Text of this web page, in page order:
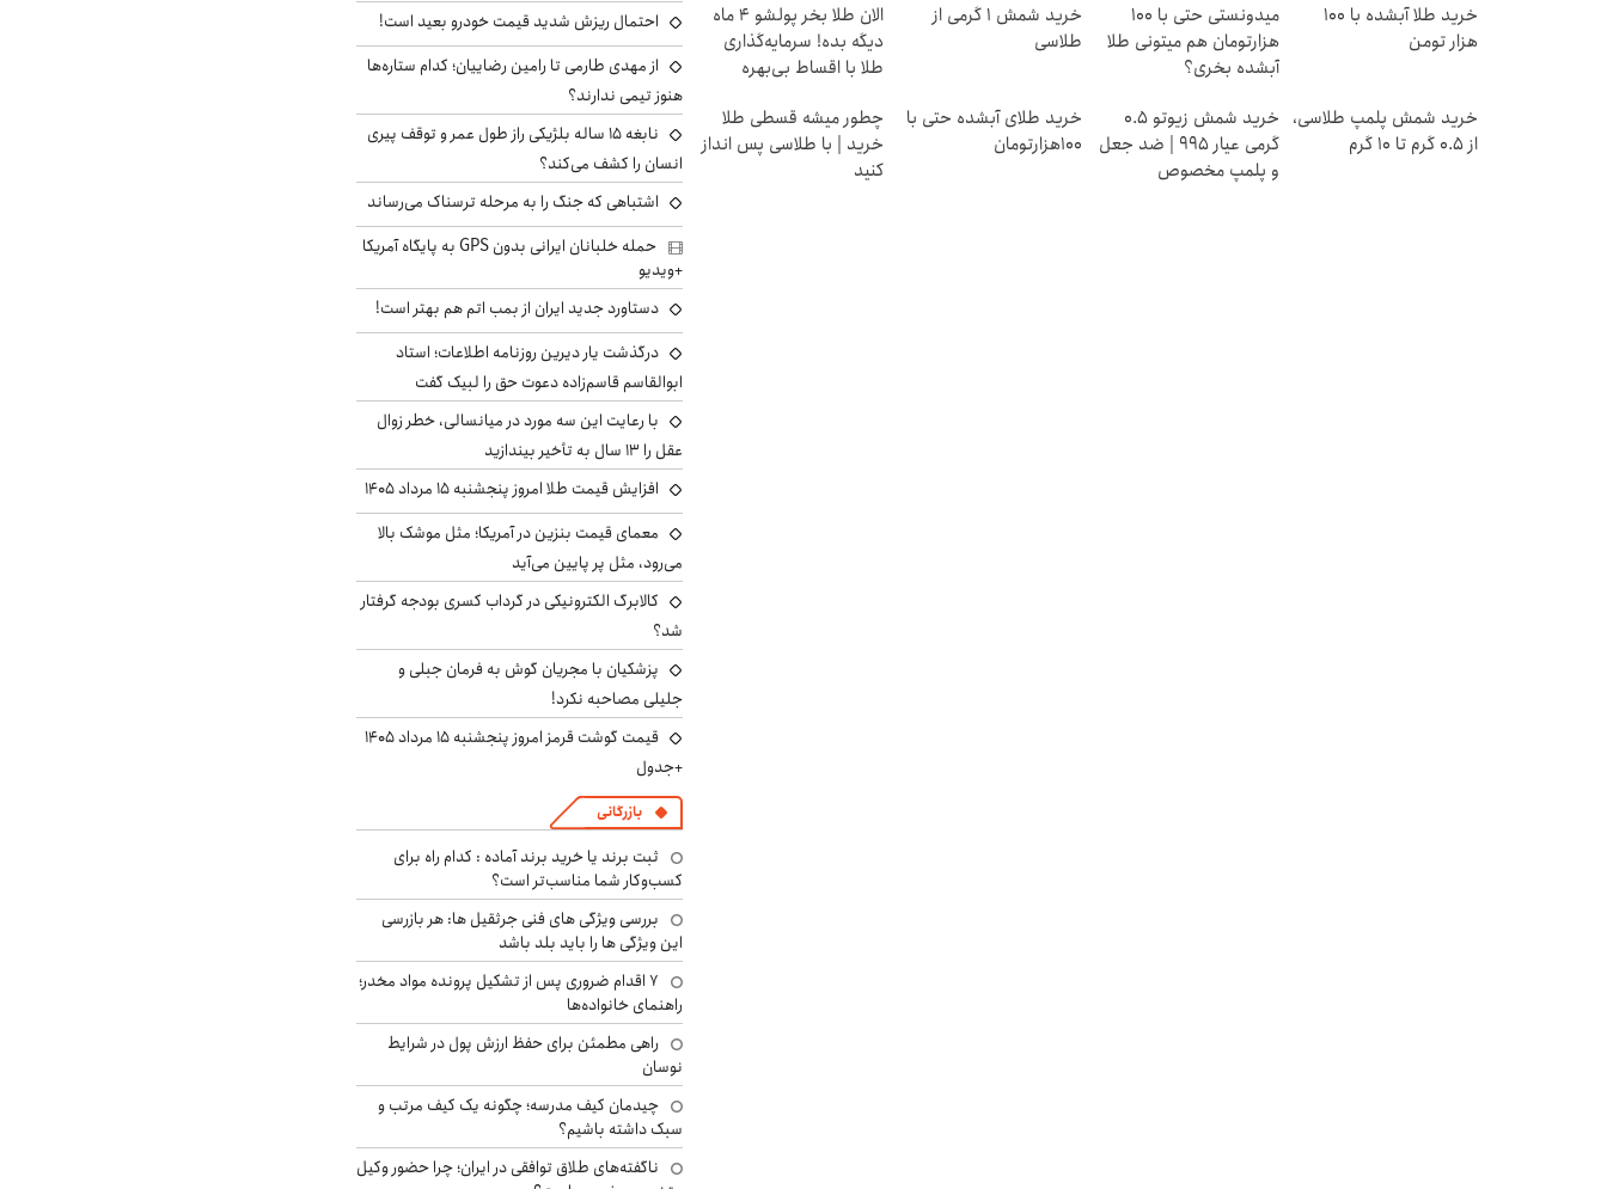
خرید طلا آبشده با 100
هزار تومن
میدونستی حتی با ۱۰۰
هزارتومان هم میتونی طلا
آبشده بخری؟
خرید شمش 1 گرمی از
طلاسی
الان طلا بخر پولشو 4 ماه
دیگه بده! سرمایه‌گذاری
طلا با اقساط بی‌بهره
خرید شمش پلمپ طلاسی،
از ۰.۵ گرم تا ۱۰ گرم
خرید شمش زیوتو ۰.۵
گرمی عیار ۹۹۵ | ضد جعل
و پلمپ مخصوص
خرید طلای آبشده حتی با
۱۰۰هزارتومان
چطور میشه قسطی طلا
خرید | با طلاسی پس انداز
کنید
احتمال ریزش شدید قیمت خودرو بعید است!
از مهدی طارمی تا رامین رضاییان؛ کدام ستاره‌ها
هنوز تیمی ندارند؟
نابغه ۱۵ ساله بلژیکی راز طول عمر و توقف پیری
انسان را کشف می‌کند؟
اشتباهی که جنگ را به مرحله ترسناک می‌رساند
حمله خلبانان ایرانی بدون GPS به پایگاه آمریکا
+ویدیو
دستاورد جدید ایران از بمب اتم هم بهتر است!
درگذشت یار دیرین روزنامه اطلاعات؛ استاد
ابوالقاسم قاسم‌زاده دعوت حق را لبیک گفت
با رعایت این سه مورد در میانسالی، خطر زوال
عقل را ۱۳ سال به تأخیر بیندازید
افزایش قیمت طلا امروز پنجشنبه ۱۵ مرداد ۱۴۰۵
معمای قیمت بنزین در آمریکا؛ مثل موشک بالا
می‌رود، مثل پر پایین می‌آید
کالابرگ الکترونیکی در گرداب کسری بودجه گرفتار
شد؟
پزشکیان با مجریان گوش به فرمان جبلی و
جلیلی مصاحبه نکرد!
قیمت گوشت قرمز امروز پنجشنبه ۱۵ مرداد ۱۴۰۵
+جدول
بازرگانی
ثبت برند یا خرید برند آماده : کدام راه برای
کسب‌وکار شما مناسب‌تر است؟
بررسی ویژگی های فنی جرثقیل ها: هر بازرسی
این ویژگی ها را باید بلد باشد
۷ اقدام ضروری پس از تشکیل پرونده مواد مخدر؛
راهنمای خانواده‌ها
راهی مطمئن برای حفظ ارزش پول در شرایط
نوسان
چیدمان کیف مدرسه؛ چگونه یک کیف مرتب و
سبک داشته باشیم؟
ناگفته‌های طلاق توافقی در ایران؛ چرا حضور وکیل